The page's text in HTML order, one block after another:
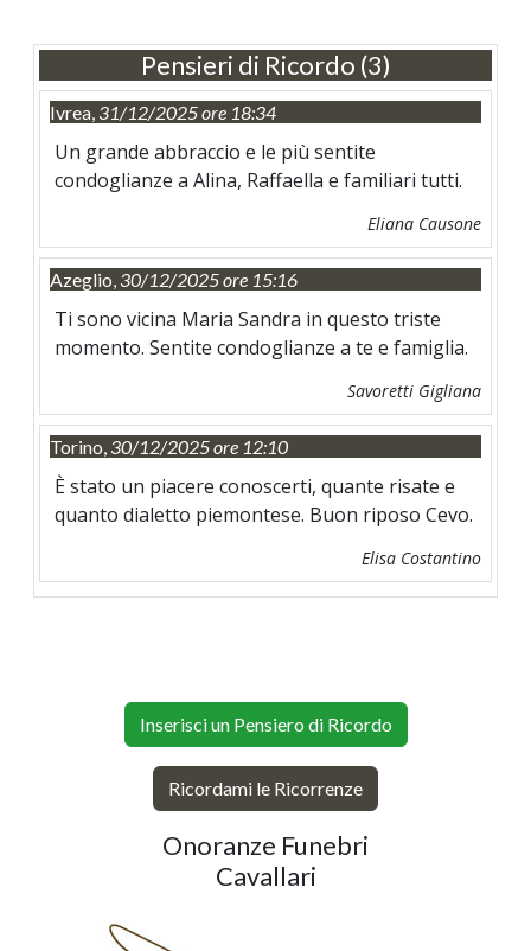
Pensieri di Ricordo (3)
Ivrea, 31/12/2025 ore 18:34
Un grande abbraccio e le più sentite
condoglianze a Alina, Raffaella e familiari tutti.
Eliana Causone
Azeglio, 30/12/2025 ore 15:16
Ti sono vicina Maria Sandra in questo triste
momento. Sentite condoglianze a te e famiglia.
Savoretti Gigliana
Torino, 30/12/2025 ore 12:10
È stato un piacere conoscerti, quante risate e
quanto dialetto piemontese. Buon riposo Cevo.
Elisa Costantino
Inserisci un Pensiero di Ricordo
Ricordami le Ricorrenze
Onoranze Funebri
Cavallari